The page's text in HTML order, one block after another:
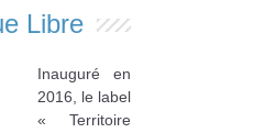
Libre
Inauguré en
2016, le label
« Territoire